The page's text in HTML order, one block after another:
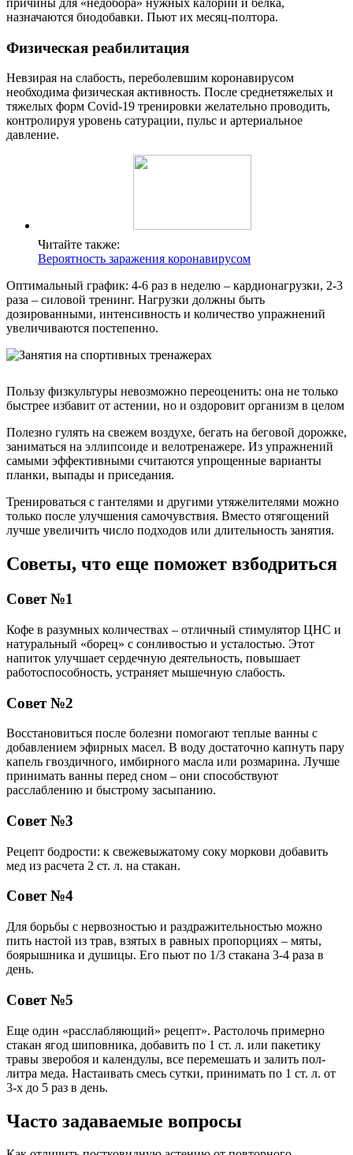
назначаются биодобавки. Пьют их месяц-полтора.
Физическая реабилитация
Невзирая на слабость, переболевшим коронавирусом
необходима физическая активность. После среднетяжелых и
тяжелых форм Covid-19 тренировки желательно проводить,
контролируя уровень сатурации, пульс и артериальное
давление.
Читайте также:
Вероятность заражения коронавирусом
Оптимальный график: 4-6 раз в неделю – кардионагрузки, 2-3
раза – силовой тренинг. Нагрузки должны быть
дозированными, интенсивность и количество упражнений
увеличиваются постепенно.
Пользу физкультуры невозможно переоценить: она не только
быстрее избавит от астении, но и оздоровит организм в целом
Полезно гулять на свежем воздухе, бегать на беговой дорожке,
заниматься на эллипсоиде и велотренажере. Из упражнений
самыми эффективными считаются упрощенные варианты
планки, выпады и приседания.
Тренироваться с гантелями и другими утяжелителями можно
только после улучшения самочувствия. Вместо отягощений
лучше увеличить число подходов или длительность занятия.
Советы, что еще поможет взбодриться
Совет №1
Кофе в разумных количествах – отличный стимулятор ЦНС и
натуральный «борец» с сонливостью и усталостью. Этот
напиток улучшает сердечную деятельность, повышает
работоспособность, устраняет мышечную слабость.
Совет №2
Восстановиться после болезни помогают теплые ванны с
добавлением эфирных масел. В воду достаточно капнуть пару
капель гвоздичного, имбирного масла или розмарина. Лучше
принимать ванны перед сном – они способствуют
расслаблению и быстрому засыпанию.
Совет №3
Рецепт бодрости: к свежевыжатому соку моркови добавить
мед из расчета 2 ст. л. на стакан.
Совет №4
Для борьбы с нервозностью и раздражительностью можно
пить настой из трав, взятых в равных пропорциях – мяты,
боярышника и душицы. Его пьют по 1/3 стакана 3-4 раза в
день.
Совет №5
Еще один «расслабляющий» рецепт». Растолочь примерно
стакан ягод шиповника, добавить по 1 ст. л. или пакетику
травы зверобоя и календулы, все перемешать и залить пол-
литра меда. Настаивать смесь сутки, принимать по 1 ст. л. от
3-х до 5 раз в день.
Часто задаваемые вопросы